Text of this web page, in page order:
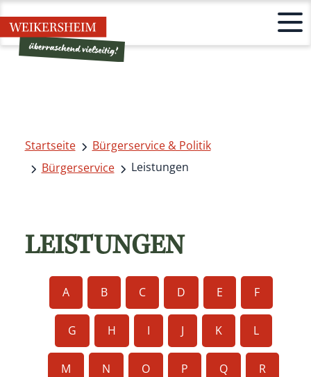
Startseite
Bürgerservice & Politik
Bürgerservice
Leistungen
LEISTUNGEN
A B C D E F
G H I J K L
M N O P Q R